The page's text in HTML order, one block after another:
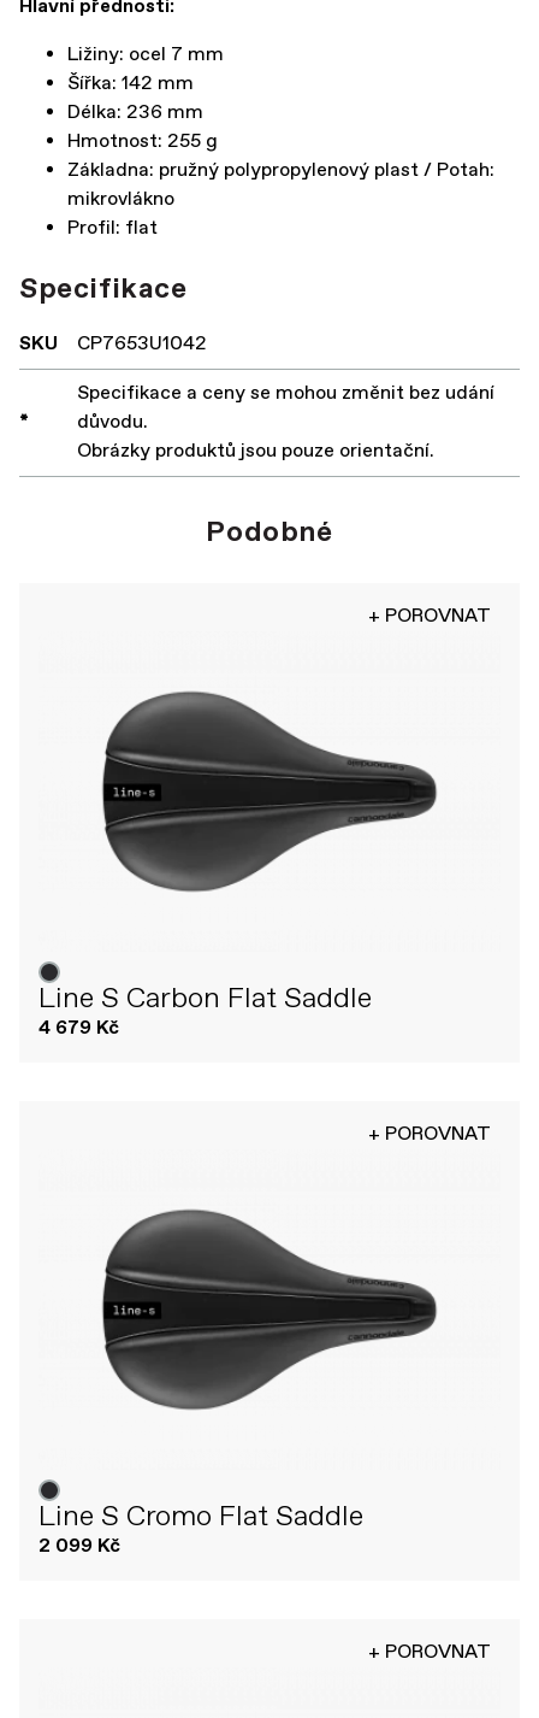
Hlavní přednosti:
Ližiny: ocel 7 mm
Šířka: 142 mm
Délka: 236 mm
Hmotnost: 255 g
Základna: pružný polypropylenový plast / Potah:
mikrovlákno
Profil: flat
Specifikace
SKU CP7653U1042
*
Specifikace a ceny se mohou změnit bez udání
důvodu.
Obrázky produktů jsou pouze orientační.
Podobné
+ POROVNAT
Line S Carbon Flat Saddle
4 679 Kč
+ POROVNAT
Line S Cromo Flat Saddle
2 099 Kč
+ POROVNAT